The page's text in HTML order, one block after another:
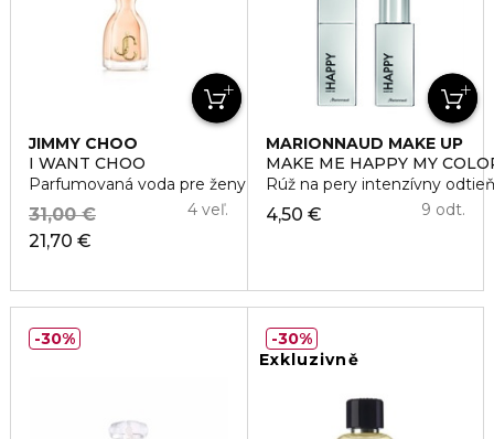
JIMMY CHOO
I WANT CHOO
Parfumovaná voda pre ženy
21,70 €
31,00 € 4 veľ.
MARIONNAUD MAKE UP
MAKE ME HAPPY MY
Rúž na pery intenzívny
4,50 € 9 odt.
30%
Exkluzivně
30%